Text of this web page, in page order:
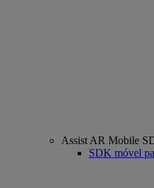
Assist AR Mobile
SDK móvel